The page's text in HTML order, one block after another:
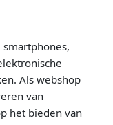
Als webshop
van
het bieden van